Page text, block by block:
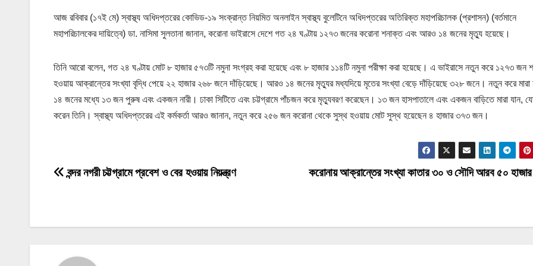
আজ রবিবার (১৭ই মে) স্বাস্থ্য অধিদপ্তরের কোভিড-১৯ সংক্রান্ত নিয়মিত অনলাইন স্বাস্থ্য বুলেটিনে অধিদপ্তরের অতিরিক্ত মহাপরিচালক (প্রশাসন) (বর্তমানে
মহাপরিচালকের দায়িত্বে) ডা. নাসিমা সুলতানা জানান, করোনা ভাইরাসে দেশে গত ২৪ ঘণ্টায় ১২৭৩ জনের করোনা শনাক্ত এবং আরও ১৪ জনের মৃত্যু হয়েছে।
তিনি আরো বলেন, গত ২৪ ঘণ্টায় মোট ৮ হাজার ৫৭৩টি নমুনা সংগ্রহ করা হয়েছে এবং ৮ হাজার ১১৪টি নমুনা পরীক্ষা করা হয়েছে। এ ভাইরাসে নতুন করে ১২৭৩ জন
হওয়ায় আক্রান্তের সংখ্যা বৃদ্ধি পেয়ে ২২ হাজার ২৬৮ জনে দাঁড়িয়েছে। আরও ১৪ জনের মৃত্যুর মধ্যদিয়ে মৃতের সংখ্যা বেড়ে দাঁড়িয়েছে ৩২৮ জনে। নতুন করে মারা
১৪ জনের মধ্যে ১৩ জন পুরুষ এবং একজন নারী। ঢাকা সিটিতে এবং চট্টগ্রামে পাঁচজন করে মৃত্যুবরণ করেছেন। ১৩ জন হাসপাতালে এবং একজন বাড়িতে মারা যান,
করেন তিনি। স্বাস্থ্য অধিদপ্তরের এই কর্মকর্তা আরও জানান, নতুন করে ২৫৬ জন করোনা থেকে সুস্থ হওয়ায় মোট সুস্থ হয়েছেন ৪ হাজার ৩৭৩ জন।
P
s
করোনায় আক্রান্তের সংখ্যা কাতার ৩০ ও সৌদি আরব ৫০ হাজার
বন্দর নগরী চট্টগ্রামে প্রবেশ ও বের হওয়ায় নিয়ন্ত্রণ